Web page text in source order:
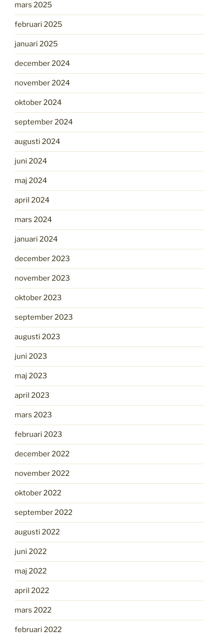
mars 2025
februari 2025
januari 2025
december 2024
november 2024
oktober 2024
september 2024
augusti 2024
juni 2024
maj 2024
april 2024
mars 2024
januari 2024
december 2023
november 2023
oktober 2023
september 2023
augusti 2023
juni 2023
maj 2023
april 2023
mars 2023
februari 2023
december 2022
november 2022
oktober 2022
september 2022
augusti 2022
juni 2022
maj 2022
april 2022
mars 2022
februari 2022